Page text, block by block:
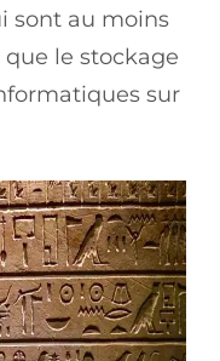
sont au moins
le stockage
sur